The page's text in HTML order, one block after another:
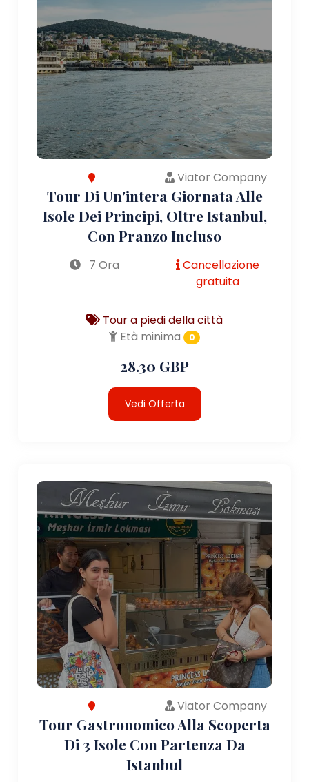
Viator Company
Tour Di Un'intera Giornata Alle
Isole Dei Principi, Oltre Istanbul,
Con Pranzo Incluso
7 Ora
Cancellazione
gratuita
Tour a piedi della città
Età minima
0
28.30 GBP
Vedi Offerta
Viator Company
Tour Gastronomico Alla Scoperta
Di 3 Isole Con Partenza Da
Istanbul